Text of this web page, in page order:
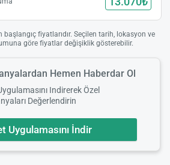
fiyatlarıdır. Seçilen tarih, lokasyon ve
göre fiyatlar değişiklik gösterebilir.
Hemen Haberdar Ol
Indirerek Özel
Değerlendirin
Uygulamasını İndir